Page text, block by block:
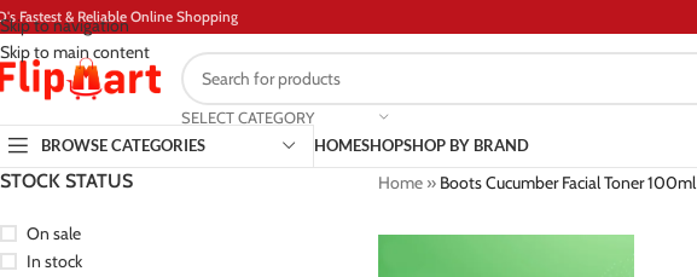
Skip to navigation
Skip to main content
Fastest & Reliable Online Shopping
SELECT CATEGORY
BROWSE CATEGORIES
HOMESHOPSHOP BY BRAND
STOCK STATUS
On sale
In stock
Home» Boots Cucumber Facial Toner 100ml